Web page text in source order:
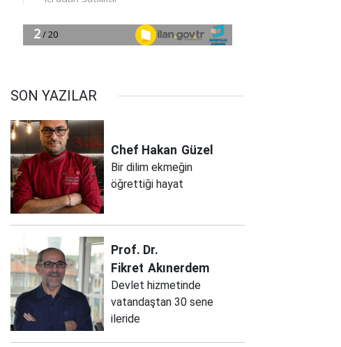
SON YAZILAR
Chef Hakan Güzel
Bir dilim ekmeğin
öğrettiği hayat
Prof. Dr.
Fikret Akınerdem
Devlet hizmetinde
vatandaştan 30 sene
ileride